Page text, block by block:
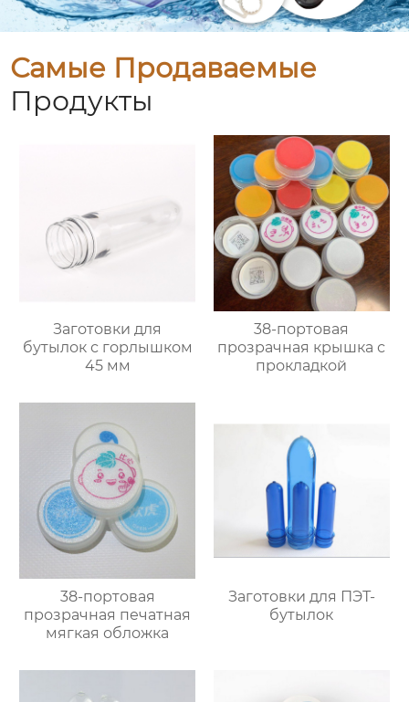
Самые Продаваемые
Продукты
Заготовки для
бутылок с горлышком
45 мм
38-портовая
прозрачная крышка с
прокладкой
38-портовая
прозрачная печатная
мягкая обложка
Заготовки для ПЭТ-
бутылок